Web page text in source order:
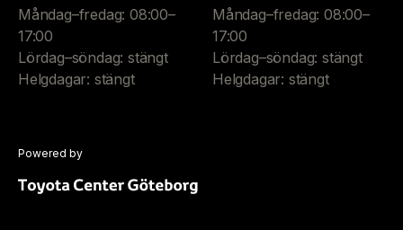
Måndag–fredag: 08:00–
17:00
Lördag–söndag: stängt
Helgdagar: stängt
Måndag–fredag: 08:00–
17:00
Lördag–söndag: stängt
Helgdagar: stängt
Powered by